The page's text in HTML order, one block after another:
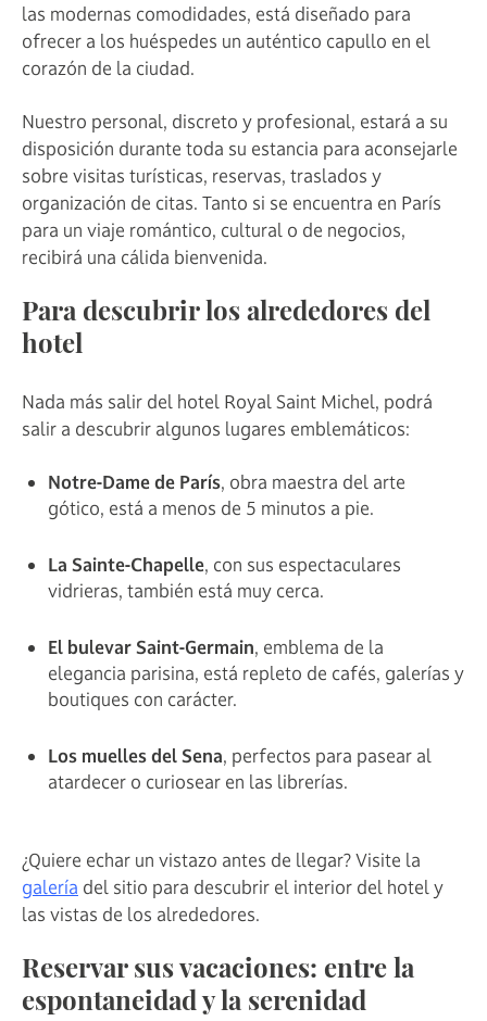
las modernas comodidades, está diseñado para
ofrecer a los huéspedes un auténtico capullo en el
corazón de la ciudad.
Nuestro personal, discreto y profesional, estará a su
disposición durante toda su estancia para aconsejarle
sobre visitas turísticas, reservas, traslados y
organización de citas. Tanto si se encuentra en París
para un viaje romántico, cultural o de negocios,
recibirá una cálida bienvenida.
Para descubrir los alrededores del
hotel
Nada más salir del hotel Royal Saint Michel, podrá
salir a descubrir algunos lugares emblemáticos:
Notre-Dame de París, obra maestra del arte
gótico, está a menos de 5 minutos a pie.
La Sainte-Chapelle, con sus espectaculares
vidrieras, también está muy cerca.
El bulevar Saint-Germain, emblema de la
elegancia parisina, está repleto de cafés, galerías y
boutiques con carácter.
Los muelles del Sena, perfectos para pasear al
atardecer o curiosear en las librerías.
¿Quiere echar un vistazo antes de llegar? Visite la
galería del sitio para descubrir el interior del hotel y
las vistas de los alrededores.
Reservar sus vacaciones: entre la
espontaneidad y la serenidad